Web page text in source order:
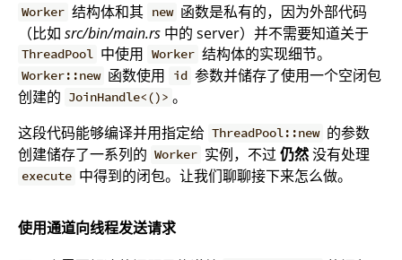
Worker 结构体和其 new 函数是私有的，因为外部代码
（比如 src/bin/main.rs 中的 server）并不需要知道关于
ThreadPool 中使用 Worker 结构体的实现细节。
Worker::new 函数使用 id 参数并储存了使用一个空闭包
创建的 JoinHandle<()> 。
这段代码能够编译并用指定给 ThreadPool::new 的参数
创建储存了一系列的 Worker 实例，不过仍然没有处理
execute 中得到的闭包。让我们聊聊接下来怎么做。
使用通道向线程发送请求